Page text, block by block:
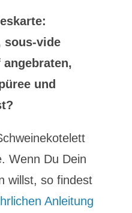
sous-vide
und
Wenn Du Dein
willst, so findest
Anleitung